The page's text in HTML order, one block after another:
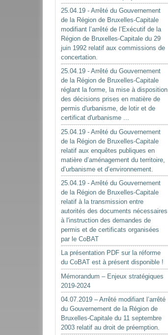
25.04.19 - Arrêté du Gouvernement
de la Région de Bruxelles-Capitale
modifiant l’arrêté de l’Exécutif de la
Région de Bruxelles-Capitale du 29
juin 1992 relatif aux commissions de
concertation.
25.04.19 - Arrêté du Gouvernement
de la Région de Bruxelles-Capitale
réglant la forme, la mise à disposition
des décisions prises en matière de
permis d'urbanisme, de lotir et de
certificat d'urbanisme ...
25.04.19 - Arrêté du Gouvernement
de la Région de Bruxelles-Capitale
relatif aux enquêtes publiques en
matière d’aménagement du territoire,
d’urbanisme et d’environnement.
25.04.19 - Arrêté du Gouvernement
de la Région de Bruxelles-Capitale
relatif à la transmission entre
autorités des documents nécessaires
à l'instruction des demandes de
permis et de certificats organisées
par le CoBAT
La présentation PDF sur la réforme
du CoBAT est à présent disponible !
Mémorandum – Enjeux stratégiques
2019-2024
04.07.2019 – Arrêté modifiant l’arrêté
du Gouvernement de la Région de
Bruxelles-Capitale du 11 septembre
2003 relatif au droit de préemption.